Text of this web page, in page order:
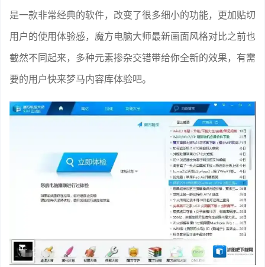
是一款非常经典的软件，改变了很多细小的功能，更加贴切
用户的使用体验感，魔方电脑大师最新画面风格对比之前也
截然不同起来，多种元素掺杂交错带给你全新的效果，有需
要的用户快来梦马内容库体验吧。